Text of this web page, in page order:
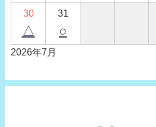
30
△
31
○
2026年7月